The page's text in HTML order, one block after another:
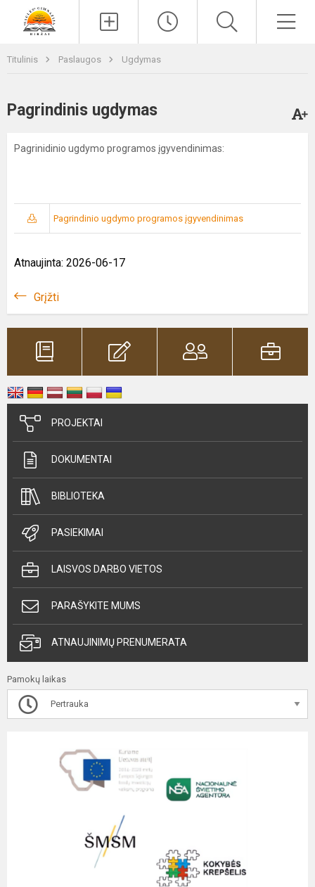
Titulinis Paslaugos Ugdymas
Pagrindinis ugdymas
Pagrinidinio ugdymo programos įgyvendinimas:
Pagrindinio ugdymo programos įgyvendinimas
Atnaujinta: 2026-06-17
Grįžti
PROJEKTAI
DOKUMENTAI
BIBLIOTEKA
PASIEKIMAI
LAISVOS DARBO VIETOS
PARAŠYKITE MUMS
ATNAUJINIMŲ PRENUMERATA
Pamokų laikas
Pertrauka